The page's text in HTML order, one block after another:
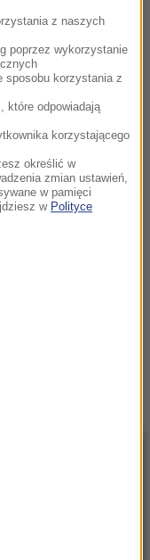
oraz brak
Amazon” w ogniu.
sięgnęło za Ural
z naszych
poprzez wykorzystanie
sposobu korzystania z
które odpowiadają
korzystającego
określić w
zmian ustawień,
w pamięci
w Polityce